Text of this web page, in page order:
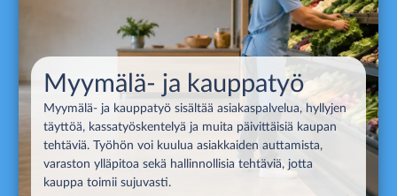
Myymälä- ja kauppatyö
Myymälä- ja kauppatyö sisältää asiakaspalvelua, hyllyjen
täyttöä, kassatyöskentelyä ja muita päivittäisiä kaupan
tehtäviä. Työhön voi kuulua asiakkaiden auttamista,
varaston ylläpitoa sekä hallinnollisia tehtäviä, jotta
kauppa toimii sujuvasti.